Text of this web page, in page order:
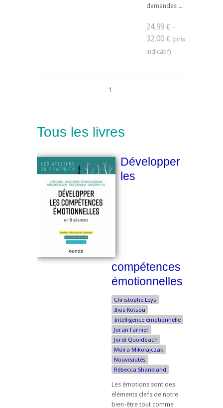
demandes ...
24,99 € -
32,00 €
1
Tous les livres
Développer
les
compétences
émotionnelles
Christophe Leys
Ilios Kotsou
Intelligence émotionnelle
Joran Farnier
Jordi Quoidbach
Moïra Mikolajczak
Nouveautés
Rébecca Shankland
Les émotions sont des
éléments clefs de notre
bien-être tout comme